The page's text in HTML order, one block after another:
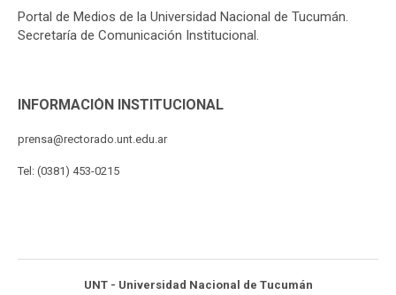
Portal de Medios de la Universidad Nacional de Tucumán.
Secretaría de Comunicación Institucional.
INFORMACIÓN INSTITUCIONAL
prensa@rectorado.unt.edu.ar
Tel: (0381) 453-0215
UNT - Universidad Nacional de Tucumán